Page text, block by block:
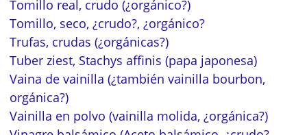
Tomillo real, crudo (¿orgánico?)
Tomillo, seco, ¿crudo?, ¿orgánico?
Trufas, crudas (¿orgánicas?)
Tuber ziest, Stachys affinis (papa japonesa)
Vaina de vainilla (¿también vainilla bourbon,
orgánica?)
Vainilla en polvo (vainilla molida, ¿orgánica?)